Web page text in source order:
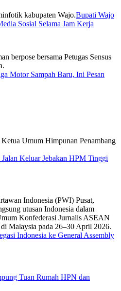
Bupati Wajo
Sosial Selama Jam Kerja
Motor Sampah Baru, Ini Pesan
Keluar Jebakan HPM Tinggi
Indonesia ke General Assembly
Tuan Rumah HPN dan